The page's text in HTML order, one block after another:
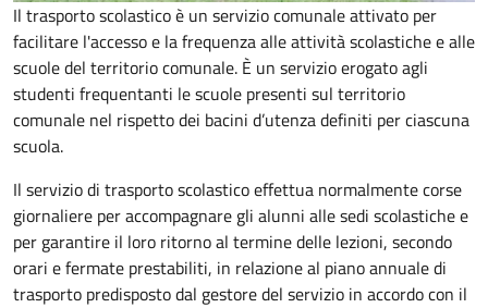
Il trasporto scolastico è un servizio comunale attivato per
facilitare l'accesso e la frequenza alle attività scolastiche e alle
scuole del territorio comunale. È un servizio erogato agli
studenti frequentanti le scuole presenti sul territorio
comunale nel rispetto dei bacini d’utenza definiti per ciascuna
scuola.
Il servizio di trasporto scolastico effettua normalmente corse
giornaliere per accompagnare gli alunni alle sedi scolastiche e
per garantire il loro ritorno al termine delle lezioni, secondo
orari e fermate prestabiliti, in relazione al piano annuale di
trasporto predisposto dal gestore del servizio in accordo con il